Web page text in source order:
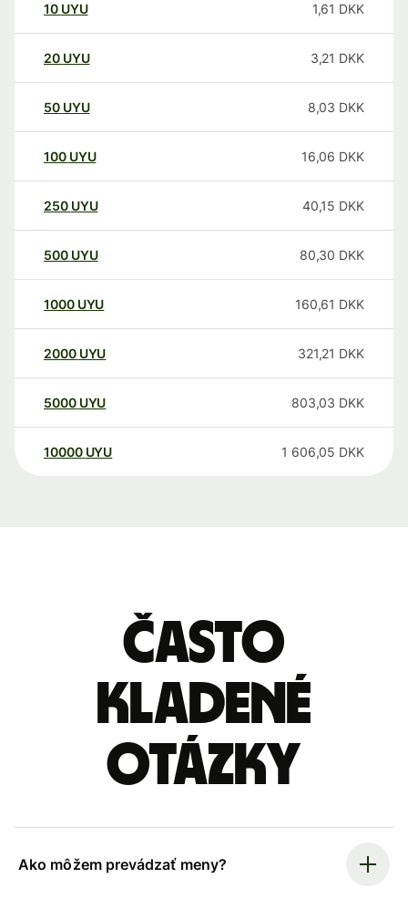
10 UYU 1,61 DKK
20 UYU 3,21 DKK
50 UYU 8,03 DKK
100 UYU 16,06 DKK
250 UYU 40,15 DKK
500 UYU 80,30 DKK
1000 UYU 160,61 DKK
2000 UYU 321,21 DKK
5000 UYU 803,03 DKK
10000 UYU 1 606,05 DKK
Často
kladené
otázky
Ako môžem prevádzať meny?